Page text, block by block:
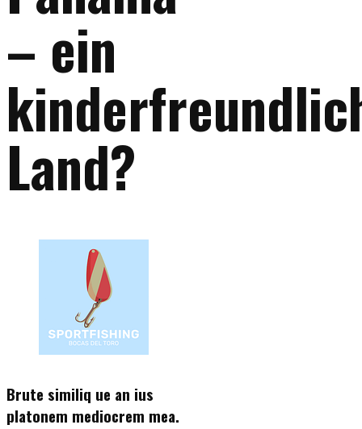
– ein
Land?
Brute similiq ue an ius
platonem mediocrem mea.